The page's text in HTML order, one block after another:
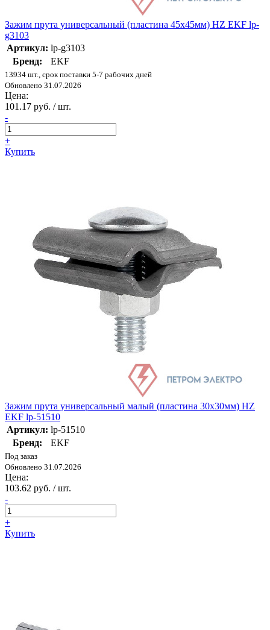
Зажим прута универсальный (пластина 45х45мм) HZ EKF lp-
g3103
Артикул: lp-g3103
Бренд:
EKF
13934 шт., срок поставки 5-7 рабочих дней
Обновлено 31.07.2026
Цена:
101.17 руб. / шт.
-
+
Купить
Зажим прута универсальный малый (пластина 30х30мм) HZ
EKF lp-51510
Артикул: lp-51510
Бренд:
EKF
Под заказ
Обновлено 31.07.2026
Цена:
103.62 руб. / шт.
-
+
Купить